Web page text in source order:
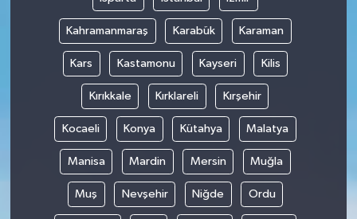
Kahramanmaraş Karabük Karaman
Kars Kastamonu Kayseri Kilis
Kırıkkale Kırklareli Kırşehir
Kocaeli Konya Kütahya Malatya
Manisa Mardin Mersin Muğla
Muş Nevşehir Niğde Ordu